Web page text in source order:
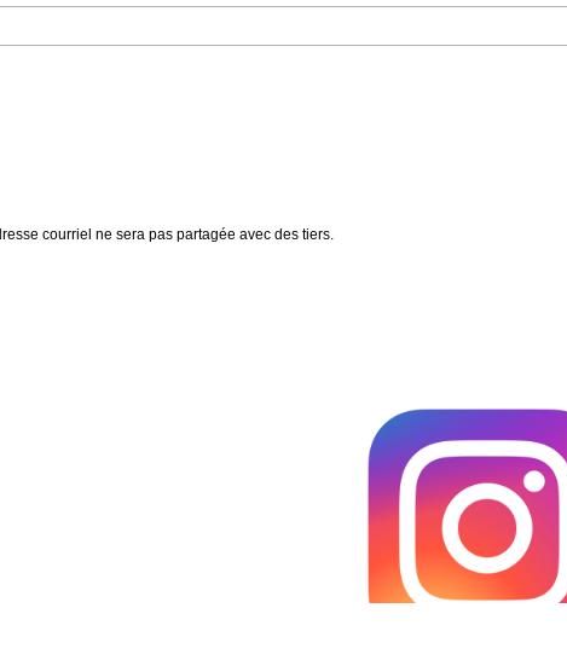
courriel ne sera pas partagée avec des tiers.